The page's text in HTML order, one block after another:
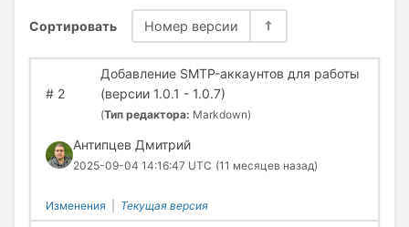
Сортировать Номер версии
#2
Добавление SMTP-аккаунтов для работы
(версии 1.0.1 - 1.0.7)
(Тип редактора: Markdown)
Антипцев Дмитрий
2025-09-04 14:16:47 UTC (11 месяцев назад)
Изменения Текущая версия